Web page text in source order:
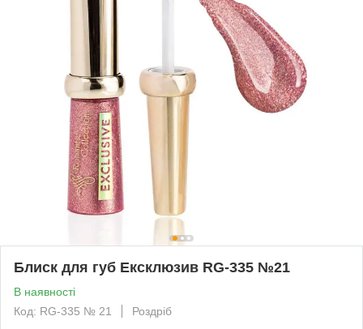
Блиск для губ Ексклюзив RG-335 №21
В наявності
Код: RG-335 № 21
Роздріб